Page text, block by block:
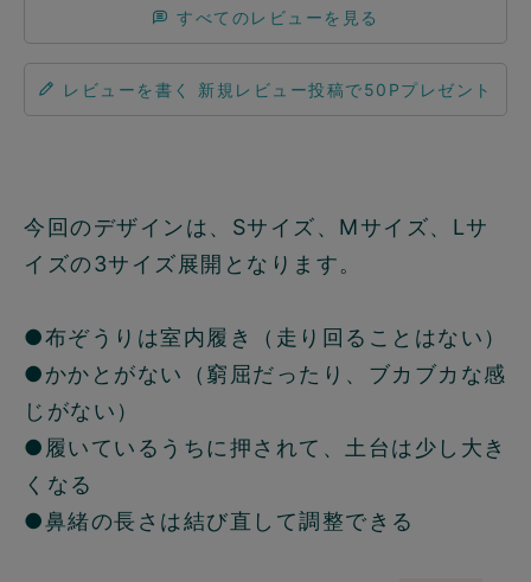
すべてのレビューを見る
レビューを書く
今回のデザインは、Sサイズ、Mサイズ、Lサ
イズの3サイズ展開となります。
●布ぞうりは室内履き（走り回ることはない）
●かかとがない（窮屈だったり、ブカブカな感
じがない）
●履いているうちに押されて、土台は少し大き
くなる
●鼻緒の長さは結び直して調整できる